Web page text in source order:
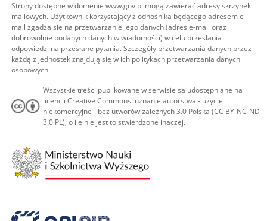
Strony dostępne w domenie www.gov.pl mogą zawierać adresy skrzynek
mailowych. Użytkownik korzystający z odnośnika będącego adresem e-
mail zgadza się na przetwarzanie jego danych (adres e-mail oraz
dobrowolnie podanych danych w wiadomości) w celu przesłania
odpowiedzi na przesłane pytania. Szczegóły przetwarzania danych przez
każdą z jednostek znajdują się w ich politykach przetwarzania danych
osobowych.
Wszystkie treści publikowane w serwisie są udostępniane na
licencji Creative Commons: uznanie autorstwa - użycie
niekomercyjne - bez utworów zależnych 3.0 Polska (CC BY-NC-ND
3.0 PL), o ile nie jest to stwierdzone inaczej.